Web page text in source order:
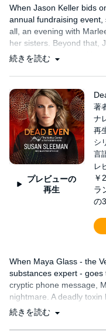
When Jason Keller bids
annual fundraising event,
all, an evening with
her sisters. Beyond that,
she’d go on a date with....
続きを読む
プレビューの
再生
著
ナ
再
シ
言
レ
￥
ラ
の
When Maya Glass - the
substances expert -
cryptic phone message,
nightmare. A deadly toxin
続きを読む